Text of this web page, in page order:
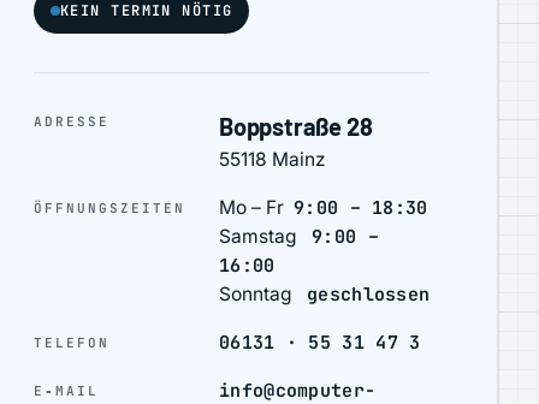
KEIN TERMIN NÖTIG
ADRESSE Boppstraße 28
55118 Mainz
ÖFFNUNGSZEITEN Mo – Fr 9:00 – 18:30
Samstag 9:00 –
16:00
Sonntag geschlossen
TELEFON 06131 · 55 31 47 3
E‑MAIL
info@computer-